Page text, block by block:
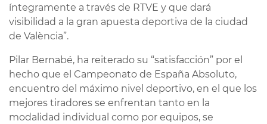
íntegramente a través de RTVE y que dará
visibilidad a la gran apuesta deportiva de la ciudad
de València”.
Pilar Bernabé, ha reiterado su “satisfacción” por el
hecho que el Campeonato de España Absoluto,
encuentro del máximo nivel deportivo, en el que los
mejores tiradores se enfrentan tanto en la
modalidad individual como por equipos, se